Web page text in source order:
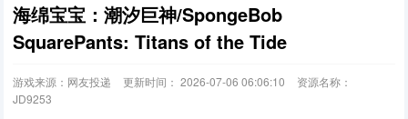
海绵宝宝：潮汐巨神/SpongeBob
SquarePants: Titans of the Tide
游戏来源：网友投递 更新时间： 2026-07-06 06:06:10
资源名称：
JD9253